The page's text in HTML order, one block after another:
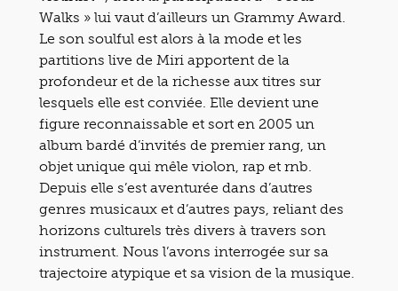
Walks » lui vaut d’ailleurs un Grammy Award.
Le son soulful est alors à la mode et les
partitions live de Miri apportent de la
profondeur et de la richesse aux titres sur
lesquels elle est conviée. Elle devient une
figure reconnaissable et sort en 2005 un
album bardé d’invités de premier rang, un
objet unique qui mêle violon, rap et rnb.
Depuis elle s’est aventurée dans d’autres
genres musicaux et d’autres pays, reliant des
horizons culturels très divers à travers son
instrument. Nous l’avons interrogée sur sa
trajectoire atypique et sa vision de la musique.